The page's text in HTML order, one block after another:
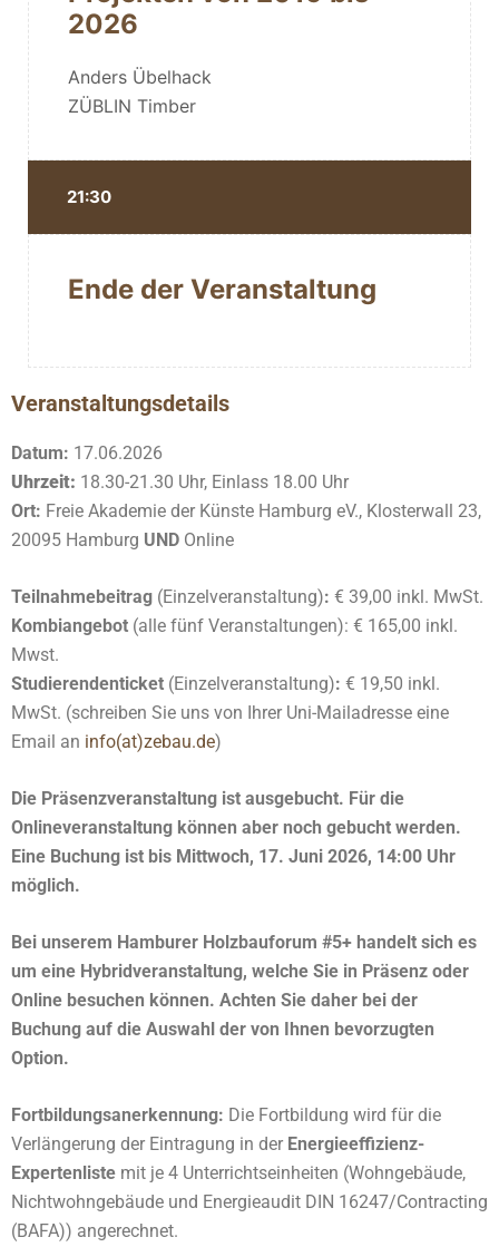
2026
Anders Übelhack
ZÜBLIN Timber
21:30
Ende der Veranstaltung
Veranstaltungsdetails
Datum: 17.06.2026
Uhrzeit: 18.30-21.30 Uhr, Einlass 18.00 Uhr
Ort: Freie Akademie der Künste Hamburg eV., Klosterwall 23,
20095 Hamburg UND Online
Teilnahmebeitrag (Einzelveranstaltung): € 39,00 inkl. MwSt.
Kombiangebot (alle fünf Veranstaltungen): € 165,00 inkl.
Mwst.
Studierendenticket (Einzelveranstaltung): € 19,50 inkl.
MwSt. (schreiben Sie uns von Ihrer Uni-Mailadresse eine
Email an info(at)zebau.de)
Die Präsenzveranstaltung ist ausgebucht. Für die
Onlineveranstaltung können aber noch gebucht werden.
Eine Buchung ist bis Mittwoch, 17. Juni 2026, 14:00 Uhr
möglich.
Bei unserem Hamburer Holzbauforum #5+ handelt sich es
um eine Hybridveranstaltung, welche Sie in Präsenz oder
Online besuchen können. Achten Sie daher bei der
Buchung auf die Auswahl der von Ihnen bevorzugten
Option.
Fortbildungsanerkennung: Die Fortbildung wird für die
Verlängerung der Eintragung in der Energieeffizienz-
Expertenliste mit je 4 Unterrichtseinheiten (Wohngebäude,
Nichtwohngebäude und Energieaudit DIN 16247/Contracting
(BAFA)) angerechnet.